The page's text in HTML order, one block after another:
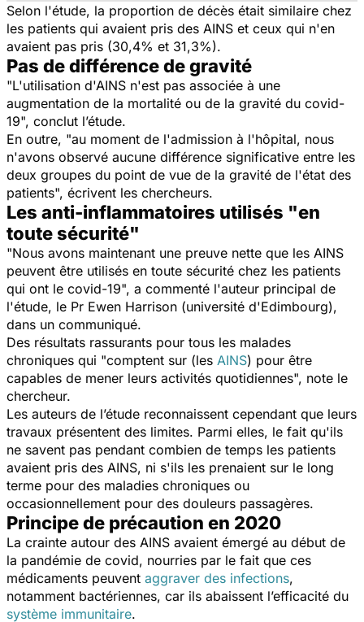
Selon l'étude, la proportion de décès était similaire chez
les patients qui avaient pris des AINS et ceux qui n'en
avaient pas pris (30,4% et 31,3%).
Pas de différence de gravité
"L'utilisation d'AINS n'est pas associée à une
augmentation de la mortalité ou de la gravité du covid-
19", conclut l’étude.
En outre, "au moment de l'admission à l'hôpital, nous
n'avons observé aucune différence significative entre les
deux groupes du point de vue de la gravité de l'état des
patients", écrivent les chercheurs.
Les anti-inflammatoires utilisés "en
toute sécurité"
"Nous avons maintenant une preuve nette que les AINS
peuvent être utilisés en toute sécurité chez les patients
qui ont le covid-19", a commenté l'auteur principal de
l'étude, le Pr Ewen Harrison (université d'Edimbourg),
dans un communiqué.
Des résultats rassurants pour tous les malades
chroniques qui "comptent sur (les AINS) pour être
capables de mener leurs activités quotidiennes", note le
chercheur.
Les auteurs de l’étude reconnaissent cependant que leurs
travaux présentent des limites. Parmi elles, le fait qu'ils
ne savent pas pendant combien de temps les patients
avaient pris des AINS, ni s'ils les prenaient sur le long
terme pour des maladies chroniques ou
occasionnellement pour des douleurs passagères.
Principe de précaution en 2020
La crainte autour des AINS avaient émergé au début de
la pandémie de covid, nourries par le fait que ces
médicaments peuvent aggraver des infections,
notamment bactériennes, car ils abaissent l’efficacité du
système immunitaire.